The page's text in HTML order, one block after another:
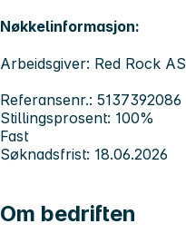
Nøkkelinformasjon:
Arbeidsgiver: Red Rock AS
Referansenr.: 5137392086
Stillingsprosent: 100%
Fast
Søknadsfrist: 18.06.2026
Om bedriften